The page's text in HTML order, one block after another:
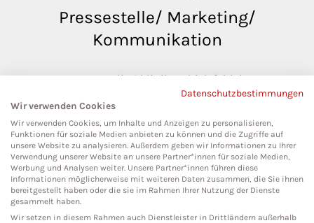
Pressestelle/ Marketing/
Kommunikation
pressestelle@klinikumbielefeld.de
Teutoburger Str. 50
33604 Bielefeld
Social Media
Datenschutzbestimmungen
Wir verwenden Cookies
Wir verwenden Cookies, um Inhalte und Anzeigen zu personalisieren,
Funktionen für soziale Medien anbieten zu können und die Zugriffe auf
unsere Website zu analysieren. Außerdem geben wir Informationen zu Ihrer
Verwendung unserer Website an unsere Partner*innen für soziale Medien,
Werbung und Analysen weiter. Unsere Partner*innen führen diese
Informationen möglicherweise mit weiteren Daten zusammen, die Sie ihnen
bereitgestellt haben oder die sie im Rahmen Ihrer Nutzung der Dienste
gesammelt haben.
Wir setzen in diesem Rahmen auch Dienstleister in Drittländern außerhalb